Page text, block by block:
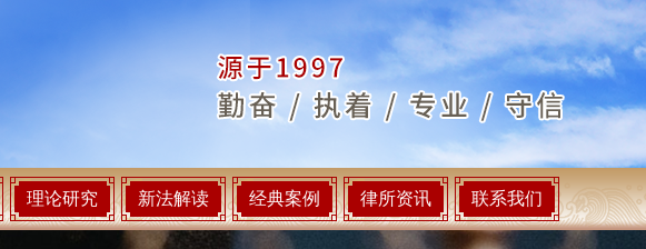
理论研究 新法解读 经典案例 律所资讯 联系我们